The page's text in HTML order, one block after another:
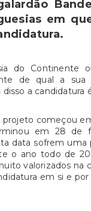
em
do Continente
de qual a
disso a
projeto começou
em 28 de
data sofrem uma
o ano todo de
valorizados na
em si e